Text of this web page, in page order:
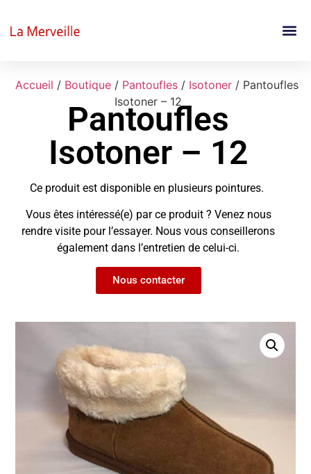
Accueil / Boutique / Pantoufles / Isotoner / Pantoufles
Isotoner – 12
Pantoufles
Isotoner – 12
Ce produit est disponible en plusieurs pointures.
Vous êtes intéressé(e) par ce produit ? Venez nous
rendre visite pour l’essayer. Nous vous conseillerons
également dans l’entretien de celui-ci.
Nous contacter